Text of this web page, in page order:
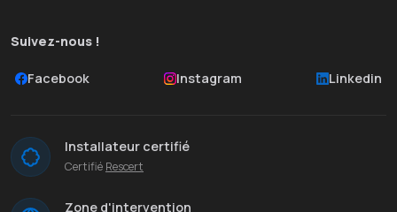
Suivez-nous !
Facebook Instagram Linkedin
Installateur certifié
Certifié Rescert
Zone d'intervention